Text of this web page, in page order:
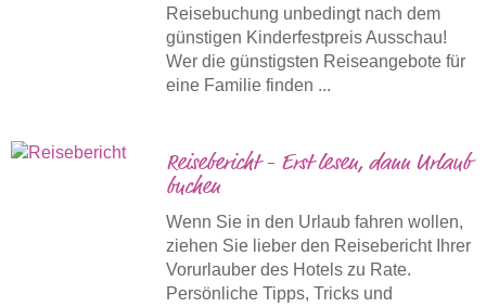
Reisebuchung unbedingt nach dem
günstigen Kinderfestpreis Ausschau!
Wer die günstigsten Reiseangebote für
eine Familie finden ...
Reisebericht - Erst lesen, dann Urlaub
buchen
Wenn Sie in den Urlaub fahren wollen,
ziehen Sie lieber den Reisebericht Ihrer
Vorurlauber des Hotels zu Rate.
Persönliche Tipps, Tricks und